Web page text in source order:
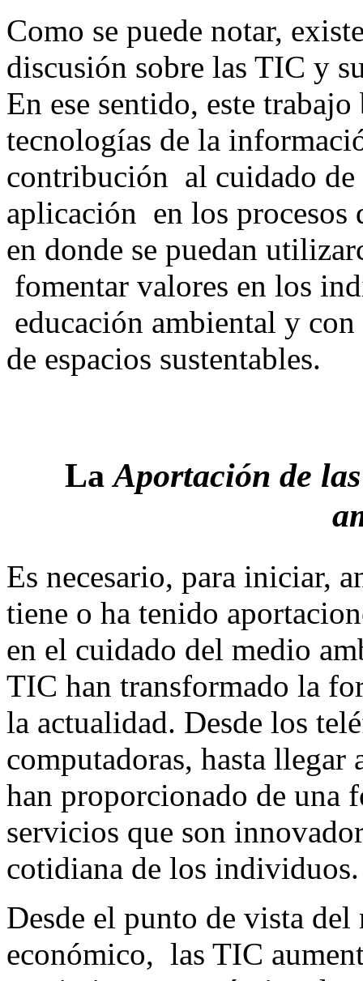
Como se puede notar,
discusión sobre las TIC y
En ese sentido, este
tecnologías de la
contribución al cuidado de
aplicación en los procesos
en donde se puedan
fomentar valores en los
educación ambiental y
de espacios sustentables.
LaAportación de
Es necesario, para iniciar,
tiene o ha tenido
en el cuidado del medio
TIC han transformado la
la actualidad. Desde los
computadoras, hasta llegar
han proporcionado de una
servicios que son
cotidiana de los individuos.
Desde el punto de vista
económico, las TIC